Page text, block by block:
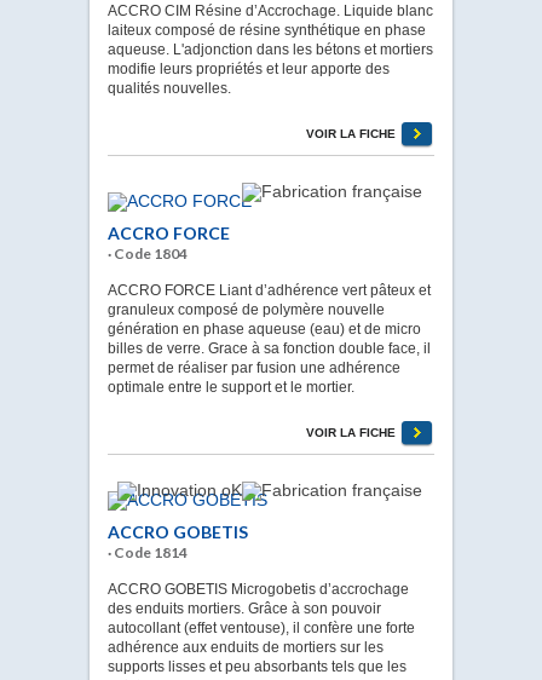
ACCRO CIM Résine d’Accrochage. Liquide blanc
laiteux composé de résine synthétique en phase
aqueuse. L'adjonction dans les bétons et mortiers
modifie leurs propriétés et leur apporte des
qualités nouvelles.
VOIR LA FICHE
ACCRO FORCE
· Code 1804
ACCRO FORCE Liant d’adhérence vert pâteux et
granuleux composé de polymère nouvelle
génération en phase aqueuse (eau) et de micro
billes de verre. Grace à sa fonction double face, il
permet de réaliser par fusion une adhérence
optimale entre le support et le mortier.
VOIR LA FICHE
ACCRO GOBETIS
· Code 1814
ACCRO GOBETIS Microgobetis d’accrochage
des enduits mortiers. Grâce à son pouvoir
autocollant (effet ventouse), il confère une forte
adhérence aux enduits de mortiers sur les
supports lisses et peu absorbants tels que les